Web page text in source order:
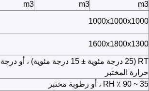
m3
m3
m3
1000x1000x1000
1600x1800x1300
RT (25 درجة مئوية ±
15 درجة مئوية) ، أو درجة
حرارة المختبر
35 ~ 90 ٪ RH ، أو رطوبة مختبر